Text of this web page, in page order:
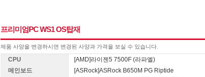
프리미엄PC WS1 OS탑재
제품 사양을 변경하시면 변경된 사양과 가격을 보실 수 있습니다.
CPU
[AMD]라이젠5 7500F (라파엘)
메인보드
[ASRock]ASRock B650M PG Riptide